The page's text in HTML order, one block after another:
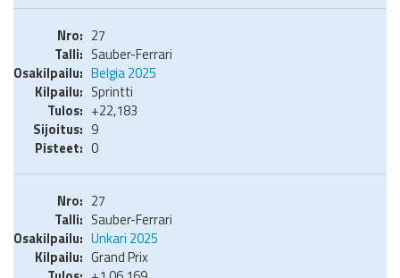
27
Sauber-Ferrari
Belgia 2025
Sprintti
+22,183
9
0
27
Sauber-Ferrari
Unkari 2025
Grand Prix